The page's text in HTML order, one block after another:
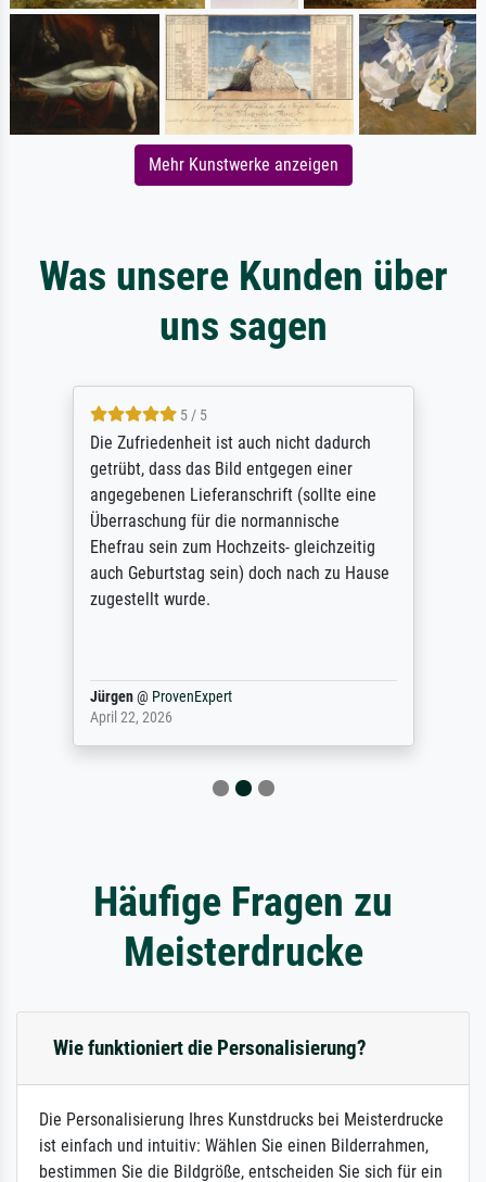
Mehr Kunstwerke anzeigen
Was unsere Kunden über
uns sagen
5 / 5
Die Zufriedenheit ist auch nicht dadurch
getrübt, dass das Bild entgegen einer
angegebenen Lieferanschrift (sollte eine
Überraschung für die normannische
Ehefrau sein zum Hochzeits- gleichzeitig
auch Geburtstag sein) doch nach zu Hause
zugestellt wurde.
Jürgen@ ProvenExpert
April 22, 2026
Häufige Fragen zu
Meisterdrucke
Wie funktioniert die Personalisierung?
Die Personalisierung Ihres Kunstdrucks bei Meisterdrucke
ist einfach und intuitiv: Wählen Sie einen Bilderrahmen,
bestimmen Sie die Bildgröße, entscheiden Sie sich für ein